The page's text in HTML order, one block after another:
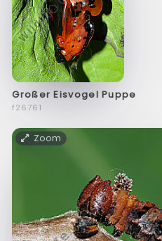
Großer Eisvogel Puppe
f26761
Zoom